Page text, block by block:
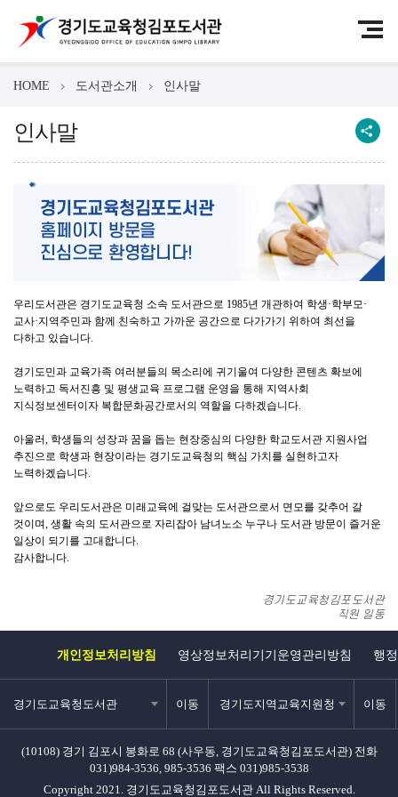
HOME 도서관소개 인사말
인사말
경기도교육청김포도서관
홈페이지 방문을
진심으로 환영합니다!
우리도서관은 경기도교육청 소속 도서관으로 1985년 개관하여 학생·학부모·
교사·지역주민과 함께 친숙하고 가까운 공간으로 다가가기 위하여 최선을
다하고 있습니다.
경기도민과 교육가족 여러분들의 목소리에 귀기울여 다양한 콘텐츠 확보에
노력하고 독서진흥 및 평생교육 프로그램 운영을 통해 지역사회
지식정보센터이자 복합문화공간로서의 역할을 다하겠습니다.
아울러, 학생들의 성장과 꿈을 돕는 현장중심의 다양한 학교도서관 지원사업
추진으로 학생과 현장이라는 경기도교육청의 핵심 가치를 실현하고자
노력하겠습니다.
앞으로도 우리도서관은 미래교육에 걸맞는 도서관으로서 면모를 갖추어 갈
것이며, 생활 속의 도서관으로 자리잡아 남녀노소 누구나 도서관 방문이 즐거운
일상이 되기를 고대합니다.
감사합니다.
경기도교육청김포도서관
직원 일동
개인정보처리방침 영상정보처리기기운영관리방침 행
경기도교육청도서관 이동 경기도지역교육지원청 이동
(10108) 경기 김포시 봉화로 68 (사우동, 경기도교육청김포도서관) 전화
031)984-3536, 985-3536 팩스 031)985-3538
Copyright 2021. 경기도교육청김포도서관 All Rights Reserved.